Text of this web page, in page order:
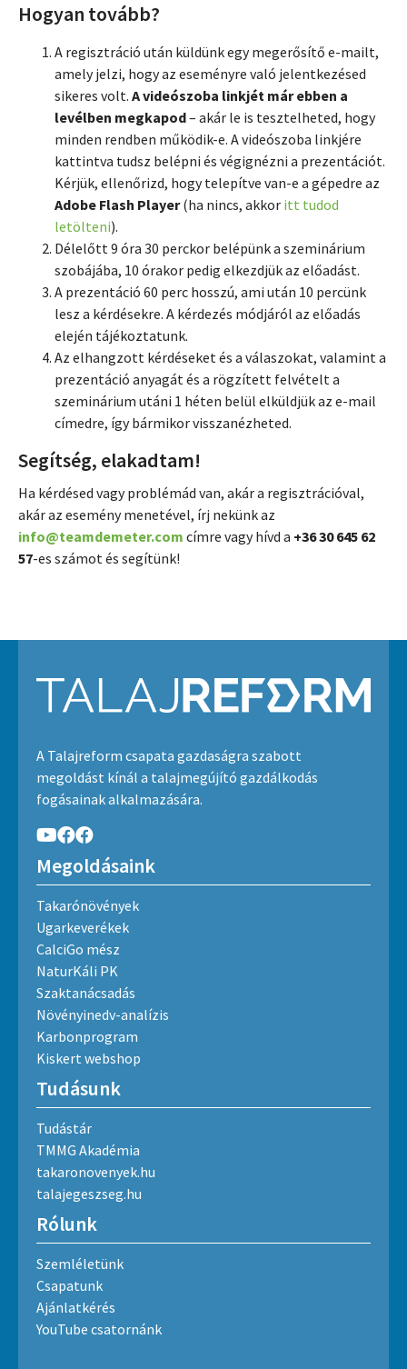
Hogyan tovább?
A regisztráció után küldünk egy megerősítő e-mailt,
amely jelzi, hogy az eseményre való jelentkezésed
sikeres volt. A videószoba linkjét már ebben a
levélben megkapod– akár le is tesztelheted, hogy
minden rendben működik-e. A videószoba linkjére
kattintva tudsz belépni és végignézni a prezentációt.
Kérjük, ellenőrizd, hogy telepítve van-e a gépedre az
Adobe Flash Player(ha nincs, akkor itt tudod
letölteni).
Délelőtt 9 óra 30 perckor belépünk a szeminárium
szobájába, 10 órakor pedig elkezdjük az előadást.
A prezentáció 60 perc hosszú, ami után 10 percünk
lesz a kérdésekre. A kérdezés módjáról az előadás
elején tájékoztatunk.
Az elhangzott kérdéseket és a válaszokat, valamint a
prezentáció anyagát és a rögzített felvételt a
szeminárium utáni 1 héten belül elküldjük az e-mail
címedre, így bármikor visszanézheted.
Segítség, elakadtam!
Ha kérdésed vagy problémád van, akár a regisztrációval,
akár az esemény menetével, írj nekünk az
info@teamdemeter.com címre vagy hívd a +36 30 645 62
57-es számot és segítünk!
A Talajreform csapata gazdaságra szabott
megoldást kínál a talajmegújító gazdálkodás
fogásainak alkalmazására.
Megoldásaink
Takarónövények
Ugarkeverékek
CalciGo mész
NaturKáli PK
Szaktanácsadás
Növényinedv-analízis
Karbonprogram
Kiskert webshop
Tudásunk
Tudástár
TMMG Akadémia
takaronovenyek.hu
talajegeszseg.hu
Rólunk
Szemléletünk
Csapatunk
Ajánlatkérés
YouTube csatornánk